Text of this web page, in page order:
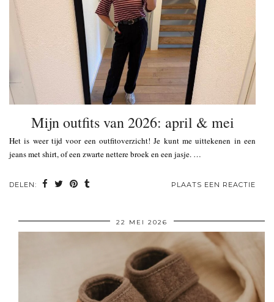
Mijn outfits van 2026: april & mei
Het is weer tijd voor een outfitoverzicht! Je kunt me uittekenen in een
jeans met shirt, of een zwarte nettere broek en een jasje. …
DELEN: PLAATS EEN REACTIE
22 MEI 2026